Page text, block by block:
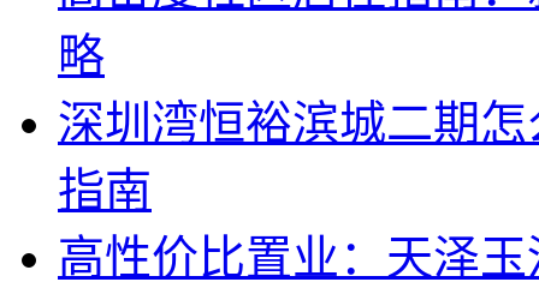
略
深圳湾恒裕滨城二期
指南
高性价比置业：天泽